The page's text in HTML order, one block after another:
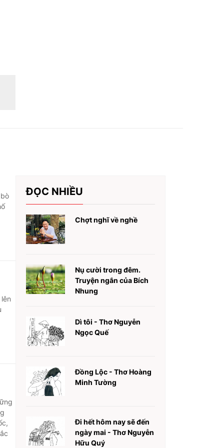
ĐỌC NHIỀU
Chợt nghĩ về nghề
Nụ cười trong đêm.
Truyện ngắn của Bích
Nhung
Dì tôi - Thơ Nguyễn
Ngọc Quế
Đồng Lộc - Thơ Hoàng
Minh Tường
Đi hết hôm nay sẽ đến
ngày mai - Thơ Nguyễn
Hữu Quý